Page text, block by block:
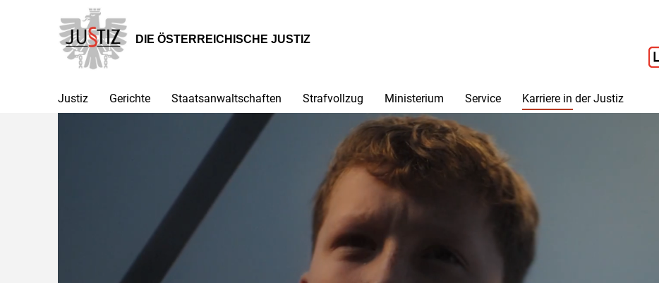
Hauptnavigation
[1]
Inhalt
[2]
DIE ÖSTERREICHISCHE JUSTIZ
Justiz Gerichte Staatsanwaltschaften Strafvollzug Ministerium Service Karriere in der Justiz